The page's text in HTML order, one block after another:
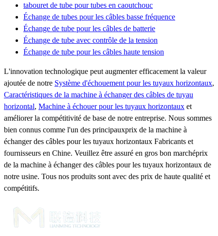
tabouret de tube pour tubes en caoutchouc
Échange de tubes pour les câbles basse fréquence
Échange de tube pour les câbles de batterie
Échange de tube avec contrôle de la tension
Échange de tube pour les câbles haute tension
L'innovation technologique peut augmenter efficacement la valeur
ajoutée de notre Système d'échouement pour les tuyaux horizontaux,
Caractéristiques de la machine à échanger des câbles de tuyau
horizontal, Machine à échouer pour les tuyaux horizontaux et
améliorer la compétitivité de base de notre entreprise. Nous sommes
bien connus comme l'un des principauxprix ​​de la machine à
échanger des câbles pour les tuyaux horizontaux Fabricants et
fournisseurs en Chine. Veuillez être assuré en gros bon marchéprix ​​
de la machine à échanger des câbles pour les tuyaux horizontaux de
notre usine. Tous nos produits sont avec des prix de haute qualité et
compétitifs.